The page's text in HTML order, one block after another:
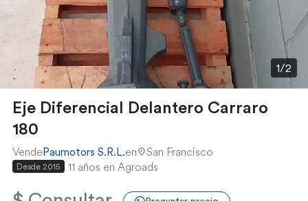
1/2
Eje Diferencial Delantero Carraro
180
VendePaumotors S.R.L.en San Francisco
Desde 2015 11 años en Agroads